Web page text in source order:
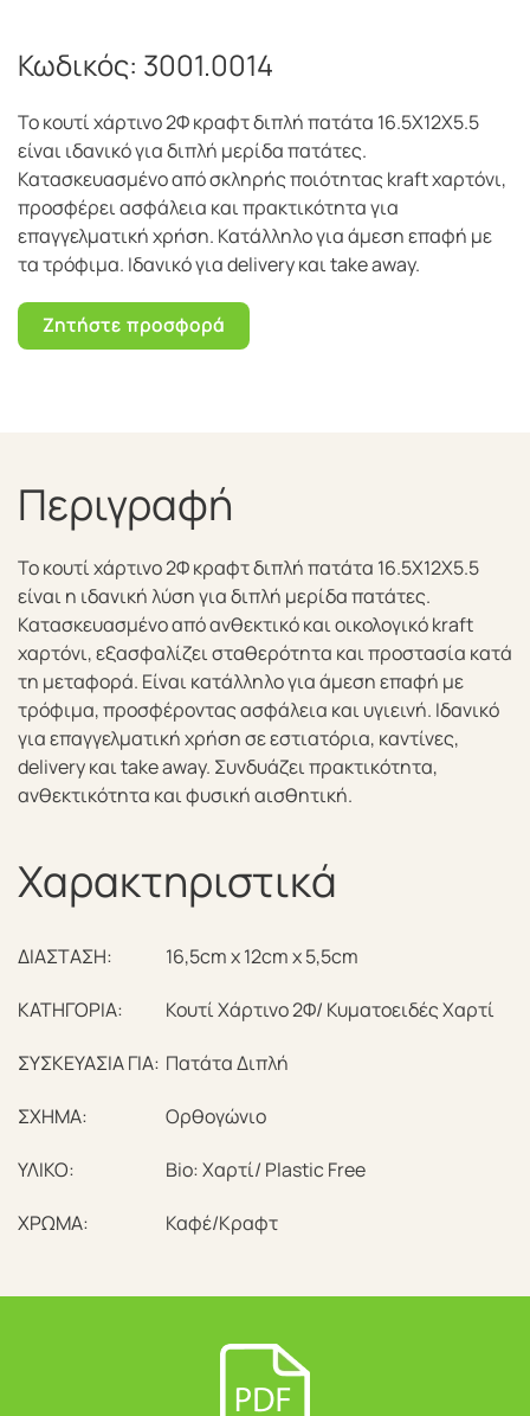
Κωδικός: 3001.0014
Το κουτί χάρτινο 2Φ κραφτ διπλή πατάτα 16.5Χ12Χ5.5
είναι ιδανικό για διπλή μερίδα πατάτες.
Κατασκευασμένο από σκληρής ποιότητας kraft χαρτόνι,
προσφέρει ασφάλεια και πρακτικότητα για
επαγγελματική χρήση. Κατάλληλο για άμεση επαφή με
τα τρόφιμα. Ιδανικό για delivery και take away.
Ζητήστε προσφορά
Περιγραφή
Το κουτί χάρτινο 2Φ κραφτ διπλή πατάτα 16.5Χ12Χ5.5
είναι η ιδανική λύση για διπλή μερίδα πατάτες.
Κατασκευασμένο από ανθεκτικό και οικολογικό kraft
χαρτόνι, εξασφαλίζει σταθερότητα και προστασία κατά
τη μεταφορά. Είναι κατάλληλο για άμεση επαφή με
τρόφιμα, προσφέροντας ασφάλεια και υγιεινή. Ιδανικό
για επαγγελματική χρήση σε εστιατόρια, καντίνες,
delivery και take away. Συνδυάζει πρακτικότητα,
ανθεκτικότητα και φυσική αισθητική.
Χαρακτηριστικά
ΔΙΑΣΤΑΣΗ: 16,5cm x 12cm x 5,5cm
ΚΑΤΗΓΟΡΙΑ: Κουτί Χάρτινο 2Φ/ Κυματοειδές Χαρτί
ΣΥΣΚΕΥΑΣΙΑ ΓΙΑ: Πατάτα Διπλή
ΣΧΗΜΑ: Ορθογώνιο
ΥΛΙΚΟ: Bio: Χαρτί/ Plastic Free
ΧΡΩΜΑ: Καφέ/Κραφτ